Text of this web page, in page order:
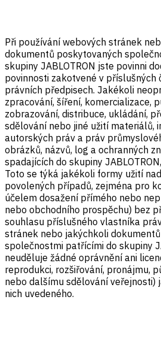
Při používání webových stránek
dokumentů poskytovaných
skupiny JABLOTRON jste povinni
povinnosti zakotvené v příslušných
právních předpisech. Jakékoli
zpracování, šíření, komercializace,
zobrazování, distribuce, ukládání,
sdělování nebo jiné užití materiálů,
autorských práv a práv
obrázků, názvů, log a ochranných
spadajících do skupiny
Toto se týká jakékoli formy užití
povolených případů, zejména pro
účelem dosažení přímého nebo
nebo obchodního prospěchu) bez
souhlasu příslušného vlastníka
stránek nebo jakýchkoli
společnostmi patřícími do skupiny
neuděluje žádné oprávnění ani
reprodukci, rozšiřování, pronájmu,
nebo dalšímu sdělování veřejnosti)
nich uvedeného.